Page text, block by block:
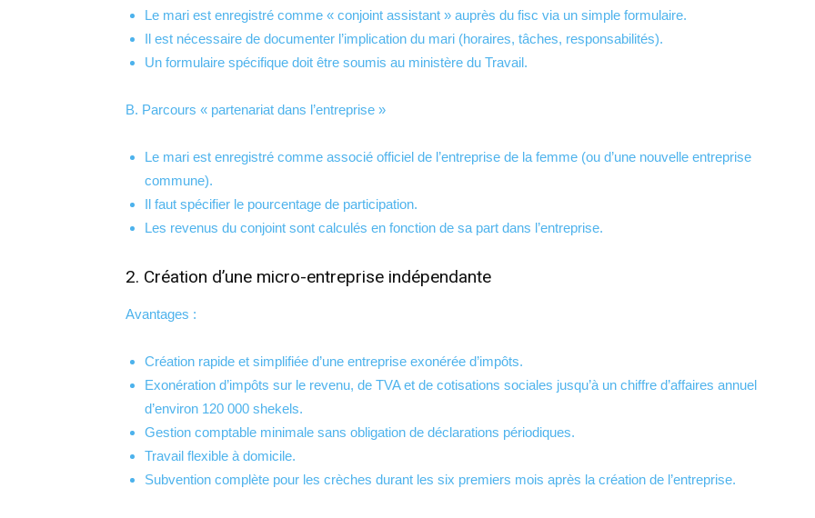
Le mari est enregistré comme « conjoint assistant » auprès du fisc via un simple formulaire.
Il est nécessaire de documenter l’implication du mari (horaires, tâches, responsabilités).
Un formulaire spécifique doit être soumis au ministère du Travail.
B. Parcours « partenariat dans l’entreprise »
Le mari est enregistré comme associé officiel de l’entreprise de la femme (ou d’une nouvelle entreprise
commune).
Il faut spécifier le pourcentage de participation.
Les revenus du conjoint sont calculés en fonction de sa part dans l’entreprise.
2. Création d’une micro-entreprise indépendante
Avantages :
Création rapide et simplifiée d’une entreprise exonérée d’impôts.
Exonération d’impôts sur le revenu, de TVA et de cotisations sociales jusqu’à un chiffre d’affaires annuel
d’environ 120 000 shekels.
Gestion comptable minimale sans obligation de déclarations périodiques.
Travail flexible à domicile.
Subvention complète pour les crèches durant les six premiers mois après la création de l’entreprise.